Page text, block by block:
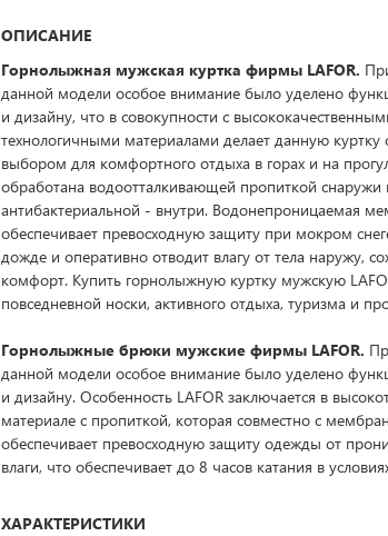
ОПИСАНИЕ
Горнолыжная мужская куртка фирмы LAFOR.
данной модели особое внимание было уделено
и дизайну, что в совокупности с
технологичными материалами делает данную
выбором для комфортного отдыха в горах и на
обработана водоотталкивающей пропиткой снаружи
антибактериальной - внутри. Водонепроницаемая
обеспечивает превосходную защиту при мокром
дожде и оперативно отводит влагу от тела наружу,
комфорт. Купить горнолыжную куртку мужскую
повседневной носки, активного отдыха, туризма и
Горнолыжные брюки мужские фирмы LAFOR.
данной модели особое внимание было уделено
и дизайну. Особенность LAFOR заключается в
материале с пропиткой, которая совместно с
обеспечивает превосходную защиту одежды от
влаги, что обеспечивает до 8 часов катания в
ХАРАКТЕРИСТИКИ